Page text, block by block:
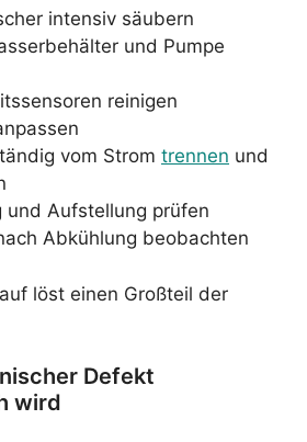
intensiv säubern
und Pumpe
reinigen
vom Strom trennen und
und Aufstellung prüfen
Abkühlung beobachten
löst einen Großteil der
Defekt
wird